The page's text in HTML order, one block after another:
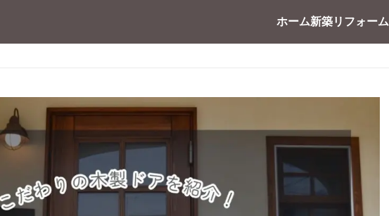
ホーム新築リフォーム